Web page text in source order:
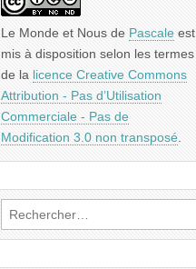
Le Monde et Nous de Pascale est
mis à disposition selon les termes
de la licence Creative Commons
Attribution - Pas d’Utilisation
Commerciale - Pas de
Modification 3.0 non transposé.
Rechercher :